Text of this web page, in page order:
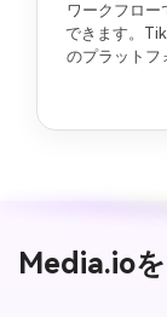
ワークフロー
できます。
のプラットフ
Media.io